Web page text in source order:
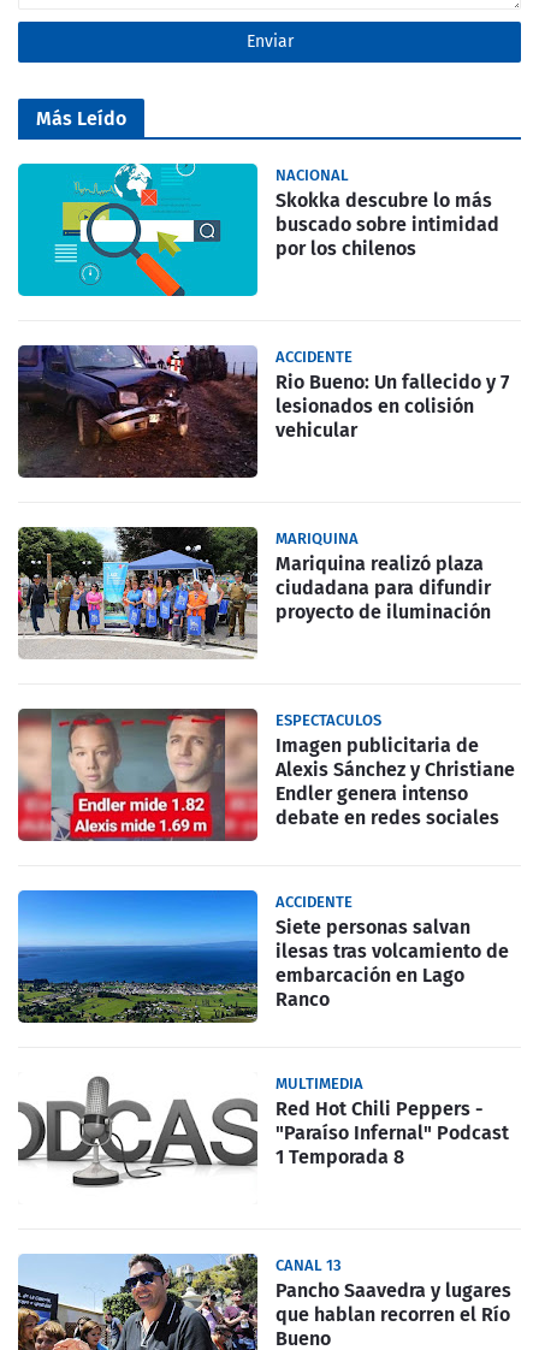
Más Leído
NACIONAL
Skokka descubre lo más
buscado sobre intimidad
por los chilenos
ACCIDENTE
Rio Bueno: Un fallecido y 7
lesionados en colisión
vehicular
MARIQUINA
Mariquina realizó plaza
ciudadana para difundir
proyecto de iluminación
ESPECTACULOS
Imagen publicitaria de
Alexis Sánchez y Christiane
Endler genera intenso
debate en redes sociales
ACCIDENTE
Siete personas salvan
ilesas tras volcamiento de
embarcación en Lago
Ranco
MULTIMEDIA
Red Hot Chili Peppers -
"Paraíso Infernal" Podcast
1 Temporada 8
CANAL 13
Pancho Saavedra y lugares
que hablan recorren el Río
Bueno